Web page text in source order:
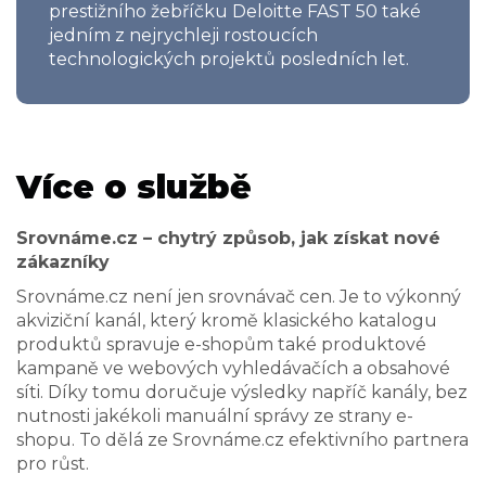
prestižního žebříčku Deloitte FAST 50 také
jedním z nejrychleji rostoucích
technologických projektů posledních let.
Více o službě
Srovnáme.cz – chytrý způsob, jak získat nové
zákazníky
Srovnáme.cz není jen srovnávač cen. Je to výkonný
akviziční kanál, který kromě klasického katalogu
produktů spravuje e-shopům také produktové
kampaně ve webových vyhledávačích a obsahové
síti. Díky tomu doručuje výsledky napříč kanály, bez
nutnosti jakékoli manuální správy ze strany e-
shopu. To dělá ze Srovnáme.cz efektivního partnera
pro růst.